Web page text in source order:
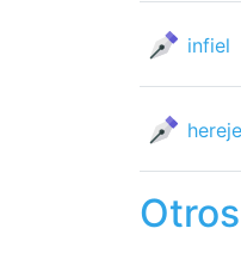
infiel
hereje